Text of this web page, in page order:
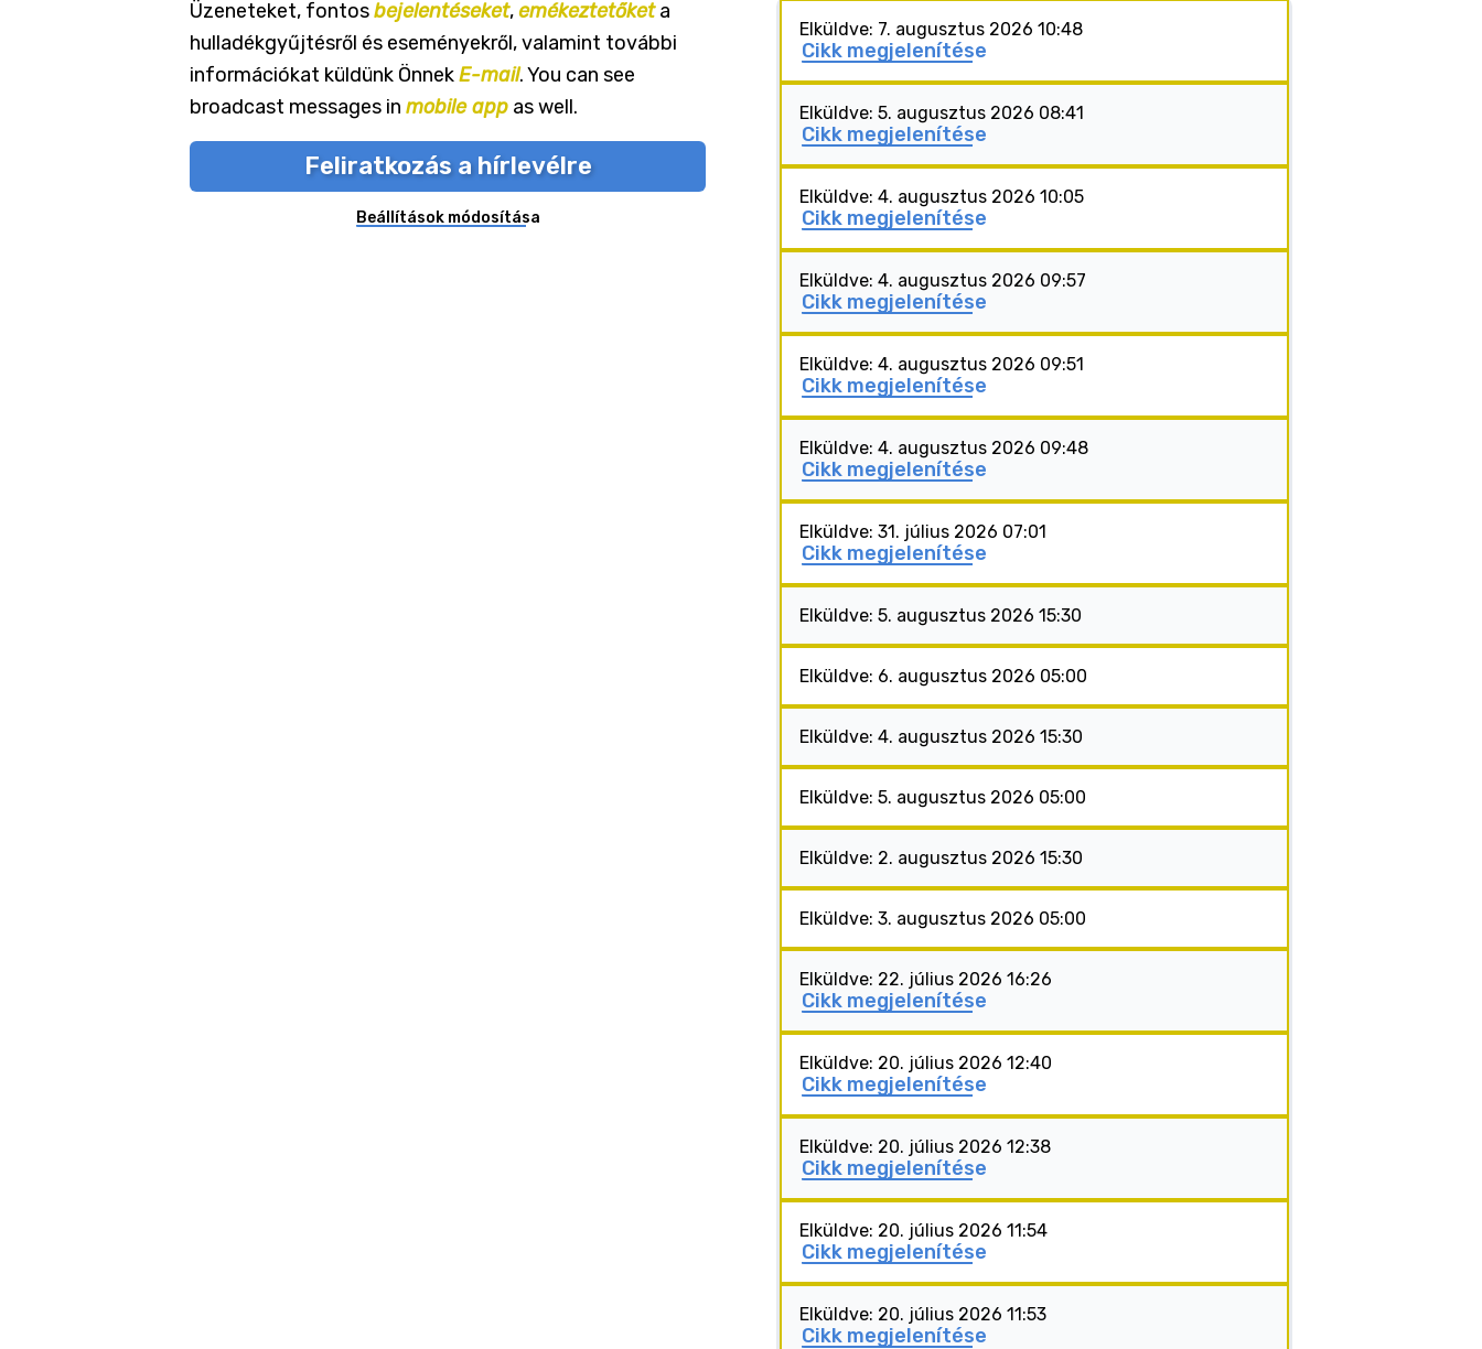
Üzeneteket, fontosbejelentéseket,emékeztetőketa
hulladékgyűjtésről és eseményekről, valamint további
információkat küldünk ÖnnekE-mail. You can see
broadcast messages in mobile app as well.
Feliratkozás a hírlevélre
Beállítások módosítása
Elküldve: 7. augusztus 2026 10:48
Cikk megjelenítése
Elküldve: 5. augusztus 2026 08:41
Cikk megjelenítése
Elküldve: 4. augusztus 2026 10:05
Cikk megjelenítése
Elküldve: 4. augusztus 2026 09:57
Cikk megjelenítése
Elküldve: 4. augusztus 2026 09:51
Cikk megjelenítése
Elküldve: 4. augusztus 2026 09:48
Cikk megjelenítése
Elküldve: 31. július 2026 07:01
Cikk megjelenítése
Elküldve: 5. augusztus 2026 15:30
Elküldve: 6. augusztus 2026 05:00
Elküldve: 4. augusztus 2026 15:30
Elküldve: 5. augusztus 2026 05:00
Elküldve: 2. augusztus 2026 15:30
Elküldve: 3. augusztus 2026 05:00
Elküldve: 22. július 2026 16:26
Cikk megjelenítése
Elküldve: 20. július 2026 12:40
Cikk megjelenítése
Elküldve: 20. július 2026 12:38
Cikk megjelenítése
Elküldve: 20. július 2026 11:54
Cikk megjelenítése
Elküldve: 20. július 2026 11:53
Cikk megjelenítése